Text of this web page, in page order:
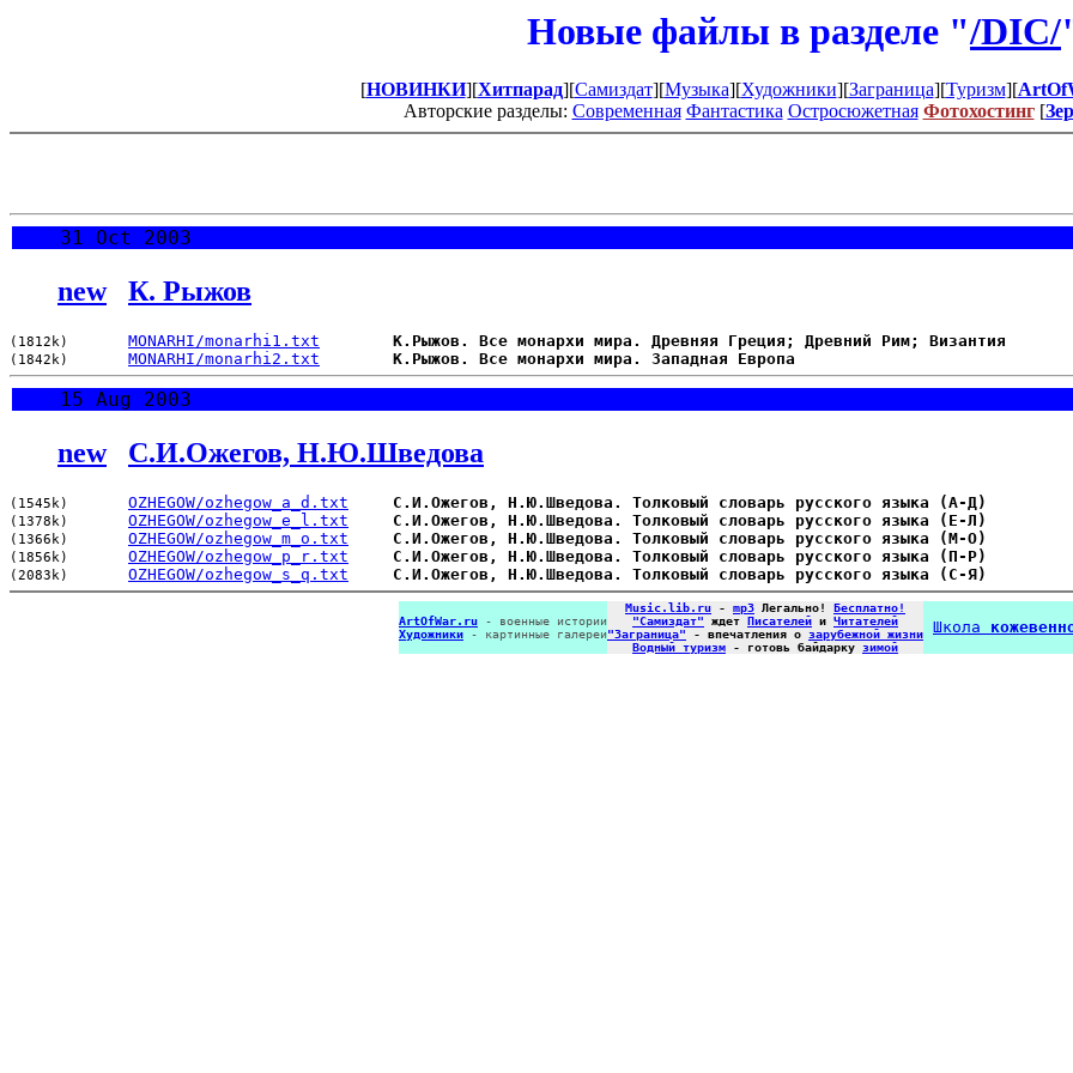
Новые файлы в разделе "/DIC/
[НОВИНКИ][Хитпарад][Самиздат][Музыка][Художники][Заграница][Туризм][
Авторские разделы: Современная Фантастика Остросюжетная Фотохостинг[
31 Oct 2003
new К. Рыжов
(1812k) MONARHI/monarhi1.txt К.Рыжов. Все монархи мира. Древняя Греция; Древний Рим; Византия
(1842k) MONARHI/monarhi2.txt К.Рыжов. Все монархи мира. Западная Европа
15 Aug 2003
new С.И.Ожегов, Н.Ю.Шведова
(1545k) OZHEGOW/ozhegow_a_d.txt С.И.Ожегов, Н.Ю.Шведова. Толковый словарь русского языка (А-Д)
(1378k) OZHEGOW/ozhegow_e_l.txt С.И.Ожегов, Н.Ю.Шведова. Толковый словарь русского языка (Е-Л)
(1366k) OZHEGOW/ozhegow_m_o.txt С.И.Ожегов, Н.Ю.Шведова. Толковый словарь русского языка (М-О)
(1856k) OZHEGOW/ozhegow_p_r.txt С.И.Ожегов, Н.Ю.Шведова. Толковый словарь русского языка (П-Р)
(2083k) OZHEGOW/ozhegow_s_q.txt С.И.Ожегов, Н.Ю.Шведова. Толковый словарь русского языка (С-Я)
ArtOfWar.ru - военные истории
Художники - картинные галереи
Music.lib.ru - mp3 Легально! Бесплатно!
"Самиздат" ждет Писателей и Читателей
"Заграница" - впечатления о зарубежной жизни
Водный туризм - готовь байдарку зимой
Школа